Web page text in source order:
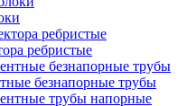
ребристые
безнапорные трубы